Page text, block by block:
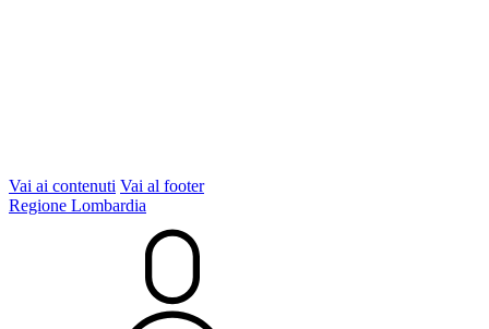
Vai ai contenuti Vai al footer
Regione Lombardia